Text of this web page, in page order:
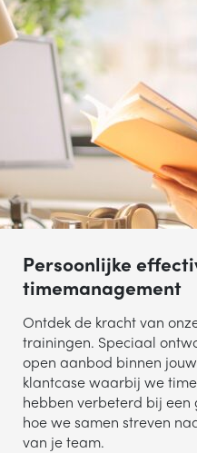
Persoonlijke
timemanagement
Ontdek de kracht van
trainingen. Speciaal
open aanbod binnen
klantcase waarbij we
hebben verbeterd bij een
hoe we samen streven
van je team.
Wij verkopen nooit gegevens
persoonsgegevens, lees